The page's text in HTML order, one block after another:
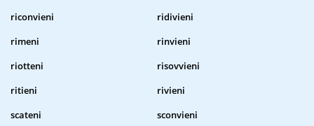
riconvieni
ridivieni
rimeni
rinvieni
riotteni
risovvieni
ritieni
rivieni
scateni
sconvieni